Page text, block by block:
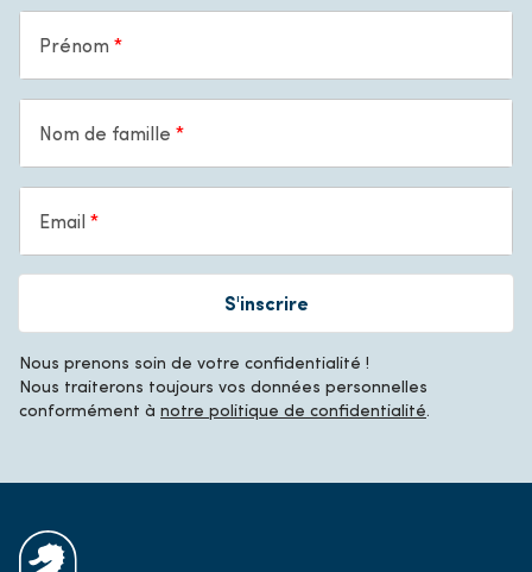
Prénom
Nom de famille
Email
S'inscrire
Nous prenons soin de votre confidentialité !
Nous traiterons toujours vos données personnelles
conformément à notre politique de confidentialité.